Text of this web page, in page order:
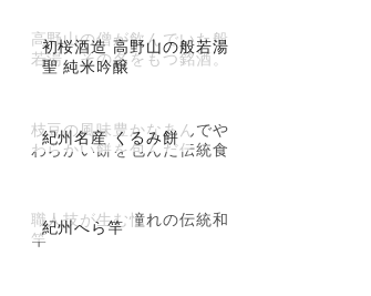
初桜酒造 高野山の般若湯
聖 純米吟醸
高野山の僧が飲んでいた般
若湯、その名をもつ銘酒。
紀州名産 くるみ餅
枝豆の風味豊かなあんでや
わらかい餅を包んだ伝統食
紀州へら竿
職人技が生む憧れの伝統和
竿